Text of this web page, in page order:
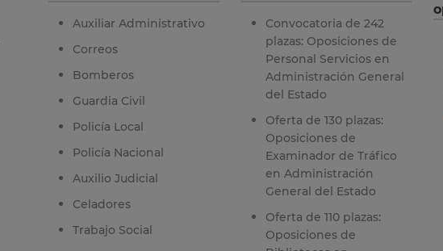
Auxiliar Administrativo
Correos
Bomberos
Guardia Civil
Policía Local
Policía Nacional
Auxilio Judicial
Celadores
Trabajo Social
Convocatoria de 242
plazas: Oposiciones de
Personal Servicios en
Administración General
del Estado
Oferta de 130 plazas:
Oposiciones de
Examinador de Tráfico
en Administración
General del Estado
Oferta de 110 plazas:
Oposiciones de